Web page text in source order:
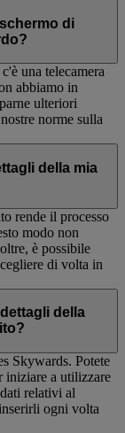
di
una telecamera
abbiamo in
ulteriori
norme sulla
della mia
rende il processo
modo non
è possibile
di volta in
della
Skywards. Potete
iniziare a utilizzare
relativi al
ogni volta